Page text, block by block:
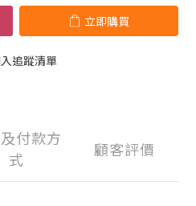
立即購買
追蹤清單
付款方
式
顧客評價